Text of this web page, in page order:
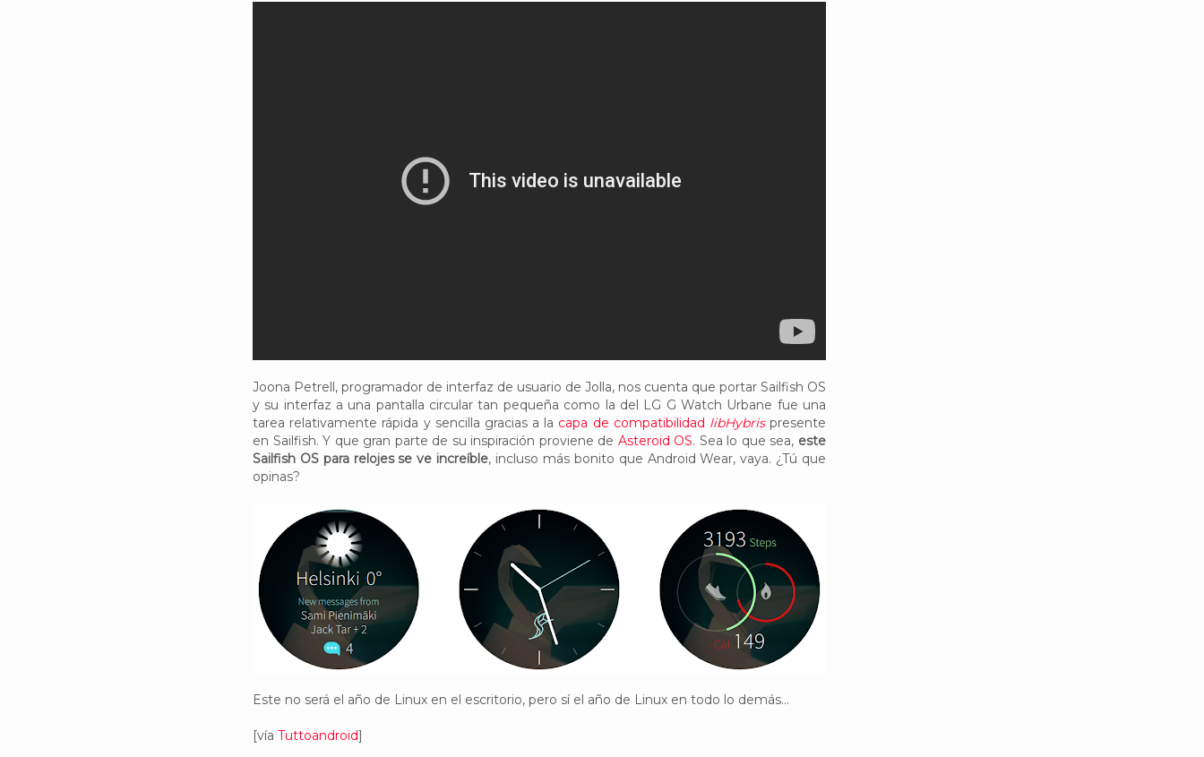
Joona Petrell, programador de interfaz de usuario de Jolla, nos cuenta que portar Sailfish OS
y su interfaz a una pantalla circular tan pequeña como la del LG G Watch Urbane fue una
tarea relativamente rápida y sencilla gracias a la capa de compatibilidad libHybrispresente
en Sailfish. Y que gran parte de su inspiración proviene de Asteroid OS. Sea lo que sea, este
Sailfish OS para relojes se ve increíble, incluso más bonito que Android Wear, vaya. ¿Tú que
opinas?
Este no será el año de Linux en el escritorio, pero sí el año de Linux en todo lo demás...
[vía Tuttoandroid]